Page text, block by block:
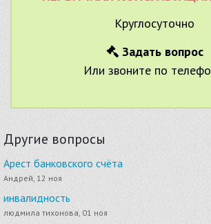
Круглосуточно
Задать вопрос
Или звоните по
Другие вопросы
Арест банковского счёта
Андрей, 12 ноя
инвалидность
людмила тихонова, 01 ноя